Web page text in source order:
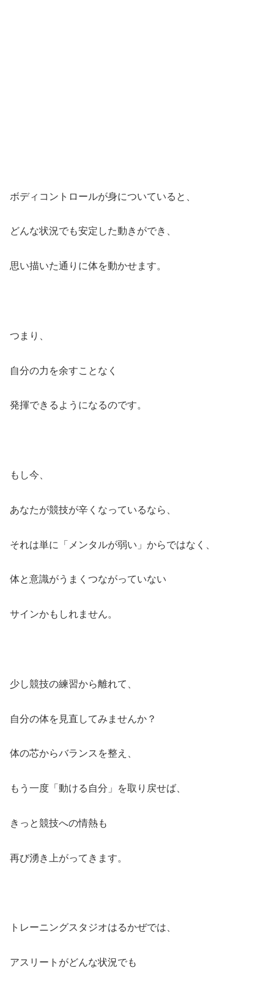
ボディコントロールが身についていると、
どんな状況でも安定した動きができ、
思い描いた通りに体を動かせます。
つまり、
自分の力を余すことなく
発揮できるようになるのです。
もし今、
あなたが競技が辛くなっているなら、
それは単に「メンタルが弱い」からではなく、
体と意識がうまくつながっていない
サインかもしれません。
少し競技の練習から離れて、
自分の体を見直してみませんか？
体の芯からバランスを整え、
もう一度「動ける自分」を取り戻せば、
きっと競技への情熱も
再び湧き上がってきます。
トレーニングスタジオはるかぜでは、
アスリートがどんな状況でも